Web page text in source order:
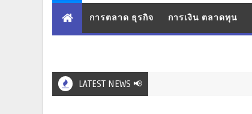
การตลาด ธุรกิจ การเงิน ตลาดทุน
LATEST NEWS 📢